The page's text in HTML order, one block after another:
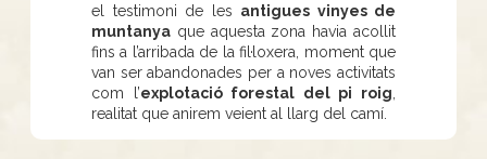
el testimoni de les antigues vinyes de
muntanya que aquesta zona havia acollit
fins a l’arribada de la fil·loxera, moment que
van ser abandonades per a noves activitats
com l’explotació forestal del pi roig
realitat que anirem veient al llarg del camí.